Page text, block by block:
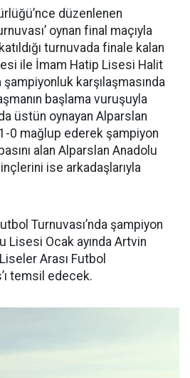
düzenlenen
oynan final maçıyla
turnuvada finale kalan
ile İmam Hatip Lisesi Halit
karşılaşmasında
başlama vuruşuyla
üstün oynayan Alparslan
0 mağlup ederek şampiyon
alan Alparslan Anadolu
ise arkadaşlarıyla
Turnuvası’nda şampiyon
Lisesi Ocak ayında Artvin
Arası Futbol
temsil edecek.